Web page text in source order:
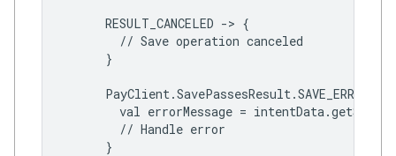
RESULT_CANCELED -> {
// Save operation canceled
}
PayClient.SavePassesResult.SAVE_ERROR
val errorMessage = intentData.
// Handle error
}